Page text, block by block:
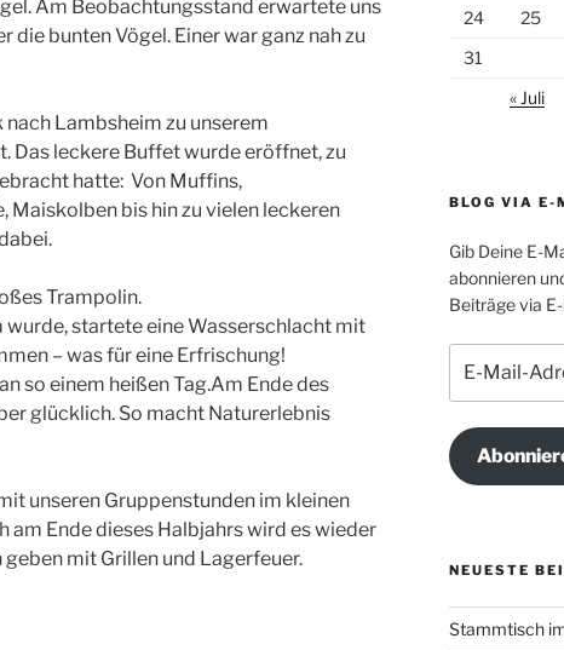
Am Beobachtungsstand erwartete uns
die bunten Vögel. Einer war ganz nah zu
Lambsheim zu unserem
Das leckere Buffet wurde eröffnet, zu
hatte: Von Muffins,
Maiskolben bis hin zu vielen leckeren
Trampolin.
wurde, startete eine Wasserschlacht mit
– was für eine Erfrischung!
so einem heißen Tag.Am Ende des
glücklich. So macht Naturerlebnis
unseren Gruppenstunden im kleinen
am Ende dieses Halbjahrs wird es wieder
mit Grillen und Lagerfeuer.
24
25
31
« Juli
BLOG VIA E-
Gib Deine E-
abonnieren
Beiträge via
Mail-
Adresse
NEUESTE
Stammtisch